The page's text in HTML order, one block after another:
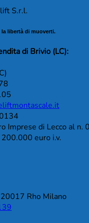
S.r.l.
libertà di muoverti.
di Brivio (LC):
Imprese di Lecco al
euro i.v.
Rho Milano